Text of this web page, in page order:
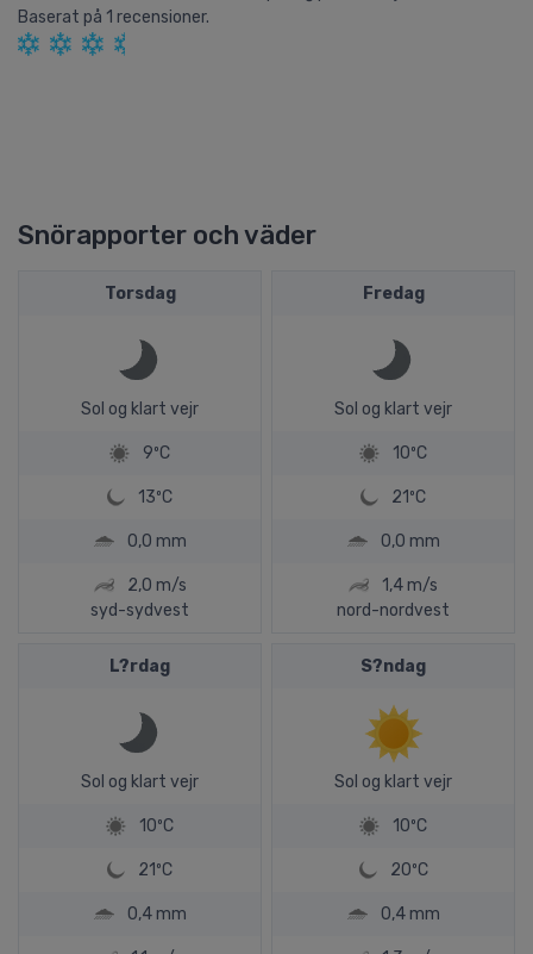
Baserat på 1 recensioner.
Snörapporter och väder
Torsdag
Sol og klart vejr
9ºC
13ºC
0,0 mm
2,0 m/s
syd-sydvest
Fredag
Sol og klart vejr
10ºC
21ºC
0,0 mm
1,4 m/s
nord-nordvest
L?rdag
Sol og klart vejr
10ºC
21ºC
0,4 mm
S?ndag
Sol og klart vejr
10ºC
20ºC
0,4 mm